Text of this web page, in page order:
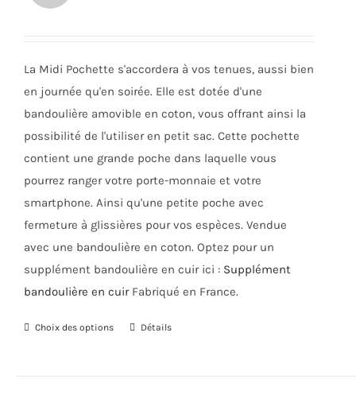
choisies
sur
la
91,00€.45,00€.
La Midi Pochette s'accordera à vos tenues, aussi bien
en journée qu'en soirée. Elle est dotée d'une
bandoulière amovible en coton, vous offrant ainsi la
possibilité de l'utiliser en petit sac. Cette pochette
contient une grande poche dans laquelle vous
pourrez ranger votre porte-monnaie et votre
smartphone. Ainsi qu'une petite poche avec
fermeture à glissières pour vos espèces. Vendue
avec une bandoulière en coton. Optez pour un
supplément bandoulière en cuir ici : Supplément
bandoulière en cuirFabriqué en France.
Choix des options
CeDétails